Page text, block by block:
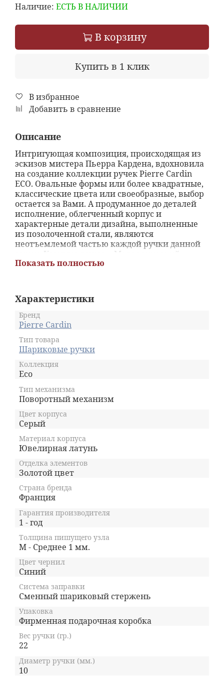
Наличие: ЕСТЬ В НАЛИЧИИ
В корзину
Купить в 1 клик
В избранное
Добавить в сравнение
Описание
Интригующая композиция, происходящая из
эскизов мистера Пьерра Кардена, вдохновила
на создание коллекции ручек Pierre Cardin
ECO. Овальные формы или более квадратные,
классические цвета или своеобразные, выбор
остается за Вами. А продуманное до деталей
исполнение, облегченный корпус и
характерные детали дизайна, выполненные
из позолоченной стали, являются
неотъемлемой частью каждой ручки данной
серии. Комплектация: • Металлический
стержень с логотипом Pierre Cardin на
Подарочный фирменный футляр Pierre Cardin
Показать полностью
Характеристики
Бренд
Pierre Cardin
Тип товара
Шариковые ручки
Коллекция
Eco
Тип механизма
Поворотный механизм
Цвет корпуса
Серый
Материал корпуса
Ювелирная латунь
Отделка элементов
Золотой цвет
Страна бренда
Франция
Гарантия производителя
1 - год
Толщина пишущего узла
M - Среднее 1 мм.
Цвет чернил
Синий
Система заправки
Сменный шариковый стержень
Упаковка
Фирменная подарочная коробка
Вес ручки (гр.)
22
Диаметр ручки (мм.)
10